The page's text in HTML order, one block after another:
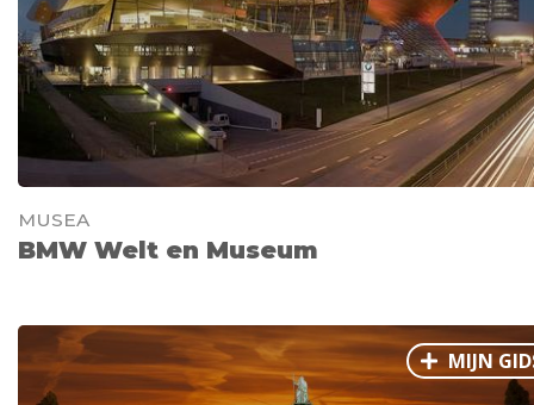
MUSEA
BMW Welt en Museum
MIJN